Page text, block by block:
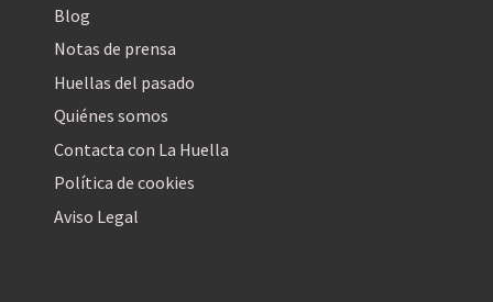
Blog
Notas de prensa
Huellas del pasado
Quiénes somos
Contacta con La Huella
Política de cookies
Aviso Legal